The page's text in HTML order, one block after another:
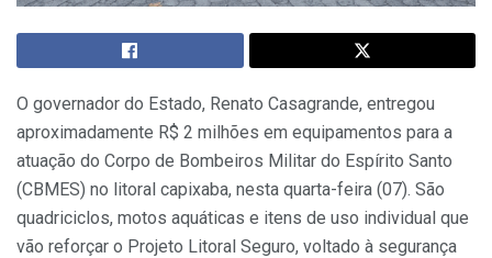
O governador do Estado, Renato Casagrande, entregou
aproximadamente R$ 2 milhões em equipamentos para a
atuação do Corpo de Bombeiros Militar do Espírito Santo
(CBMES) no litoral capixaba, nesta quarta-feira (07). São
quadriciclos, motos aquáticas e itens de uso individual que
vão reforçar o Projeto Litoral Seguro, voltado à segurança